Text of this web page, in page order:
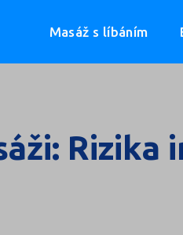
Masáž s líbáním
Rizika